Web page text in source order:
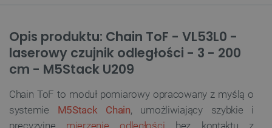
Opis produktu: Chain ToF - VL53L0 -
laserowy czujnik odległości - 3 - 200
cm - M5Stack U209
Chain ToF to moduł pomiarowy opracowany z myślą o
systemie M5Stack Chain, umożliwiający szybkie i